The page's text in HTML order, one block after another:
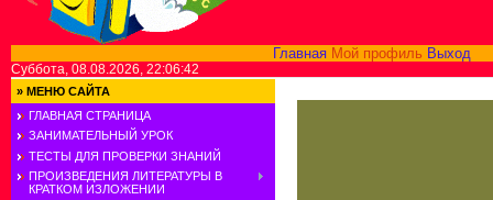
Главная Мой профиль Выход
Суббота, 08.08.2026, 22:06:42
» МЕНЮ САЙТА
ГЛАВНАЯ СТРАНИЦА
ЗАНИМАТЕЛЬНЫЙ УРОК
ТЕСТЫ ДЛЯ ПРОВЕРКИ ЗНАНИЙ
ПРОИЗВЕДЕНИЯ ЛИТЕРАТУРЫ В
КРАТКОМ ИЗЛОЖЕНИИ